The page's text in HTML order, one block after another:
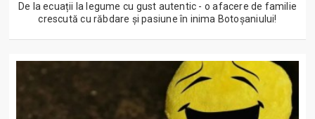
De la ecuații la legume cu gust autentic - o afacere de familie
crescută cu răbdare și pasiune în inima Botoșaniului!